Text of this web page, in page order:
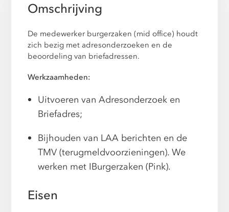
Omschrijving
De medewerker burgerzaken (mid office) houdt
zich bezig met adresonderzoeken en de
beoordeling van briefadressen.
Werkzaamheden:
Uitvoeren van Adresonderzoek en
Briefadres;
Bijhouden van LAA berichten en de
TMV (terugmeldvoorzieningen). We
werken met IBurgerzaken (Pink).
Eisen